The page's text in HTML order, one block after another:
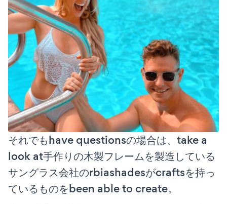
それでもhave questionsの場合は、take a
look at手作りの木製フレームを製造している
サングラス会社のrbiashadesがcraftsを持っ
ているものをbeen able to create。